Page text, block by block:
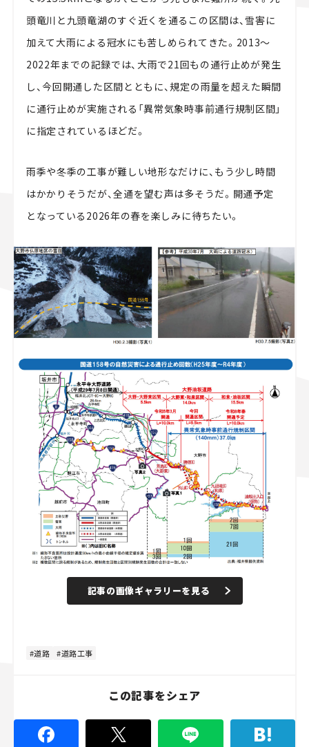
頭竜川と九頭竜湖のすぐ近くを通るこの区間は、雪害に
加えて大雨による冠水にも苦しめられてきた。2013～
2022年までの記録では、大雨で21回もの通行止めが発生
し、今回開通した区間とともに、規定の雨量を超えた瞬間
に通行止めが実施される「異常気象時事前通行規制区間」
に指定されているほどだ。
雨季や冬季の工事が難しい地形なだけに、もう少し時間
はかかりそうだが、全通を望む声は多そうだ。開通予定
となっている2026年の春を楽しみに待ちたい。
記事の画像ギャラリーを見る
道路 道路工事
この記事をシェア